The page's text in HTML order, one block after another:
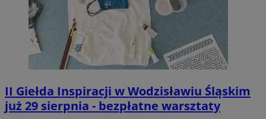
II Giełda Inspiracji w Wodzisławiu Śląskim
już 29 sierpnia - bezpłatne warsztaty